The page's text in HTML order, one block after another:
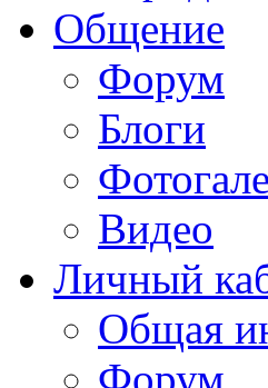
Общение
Форум
Блоги
Видео
Личный
Общая
Форум